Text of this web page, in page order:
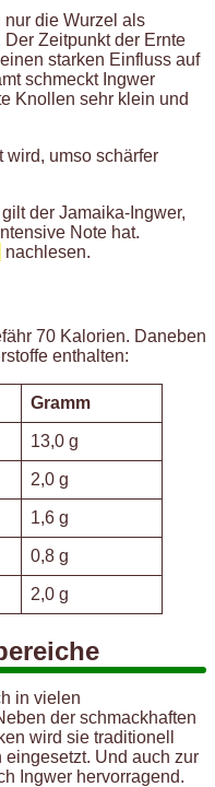
die Wurzel als
Zeitpunkt der Ernte
starken Einfluss auf
schmeckt Ingwer
Knollen sehr klein und
wird, umso schärfer
der Jamaika-Ingwer,
Note hat.
nachlesen.
70 Kalorien. Daneben
enthalten:
Gramm
13,0 g
2,0 g
1,6 g
0,8 g
2,0 g
in vielen
der schmackhaften
wird sie traditionell
Und auch zur
Ingwer hervorragend.